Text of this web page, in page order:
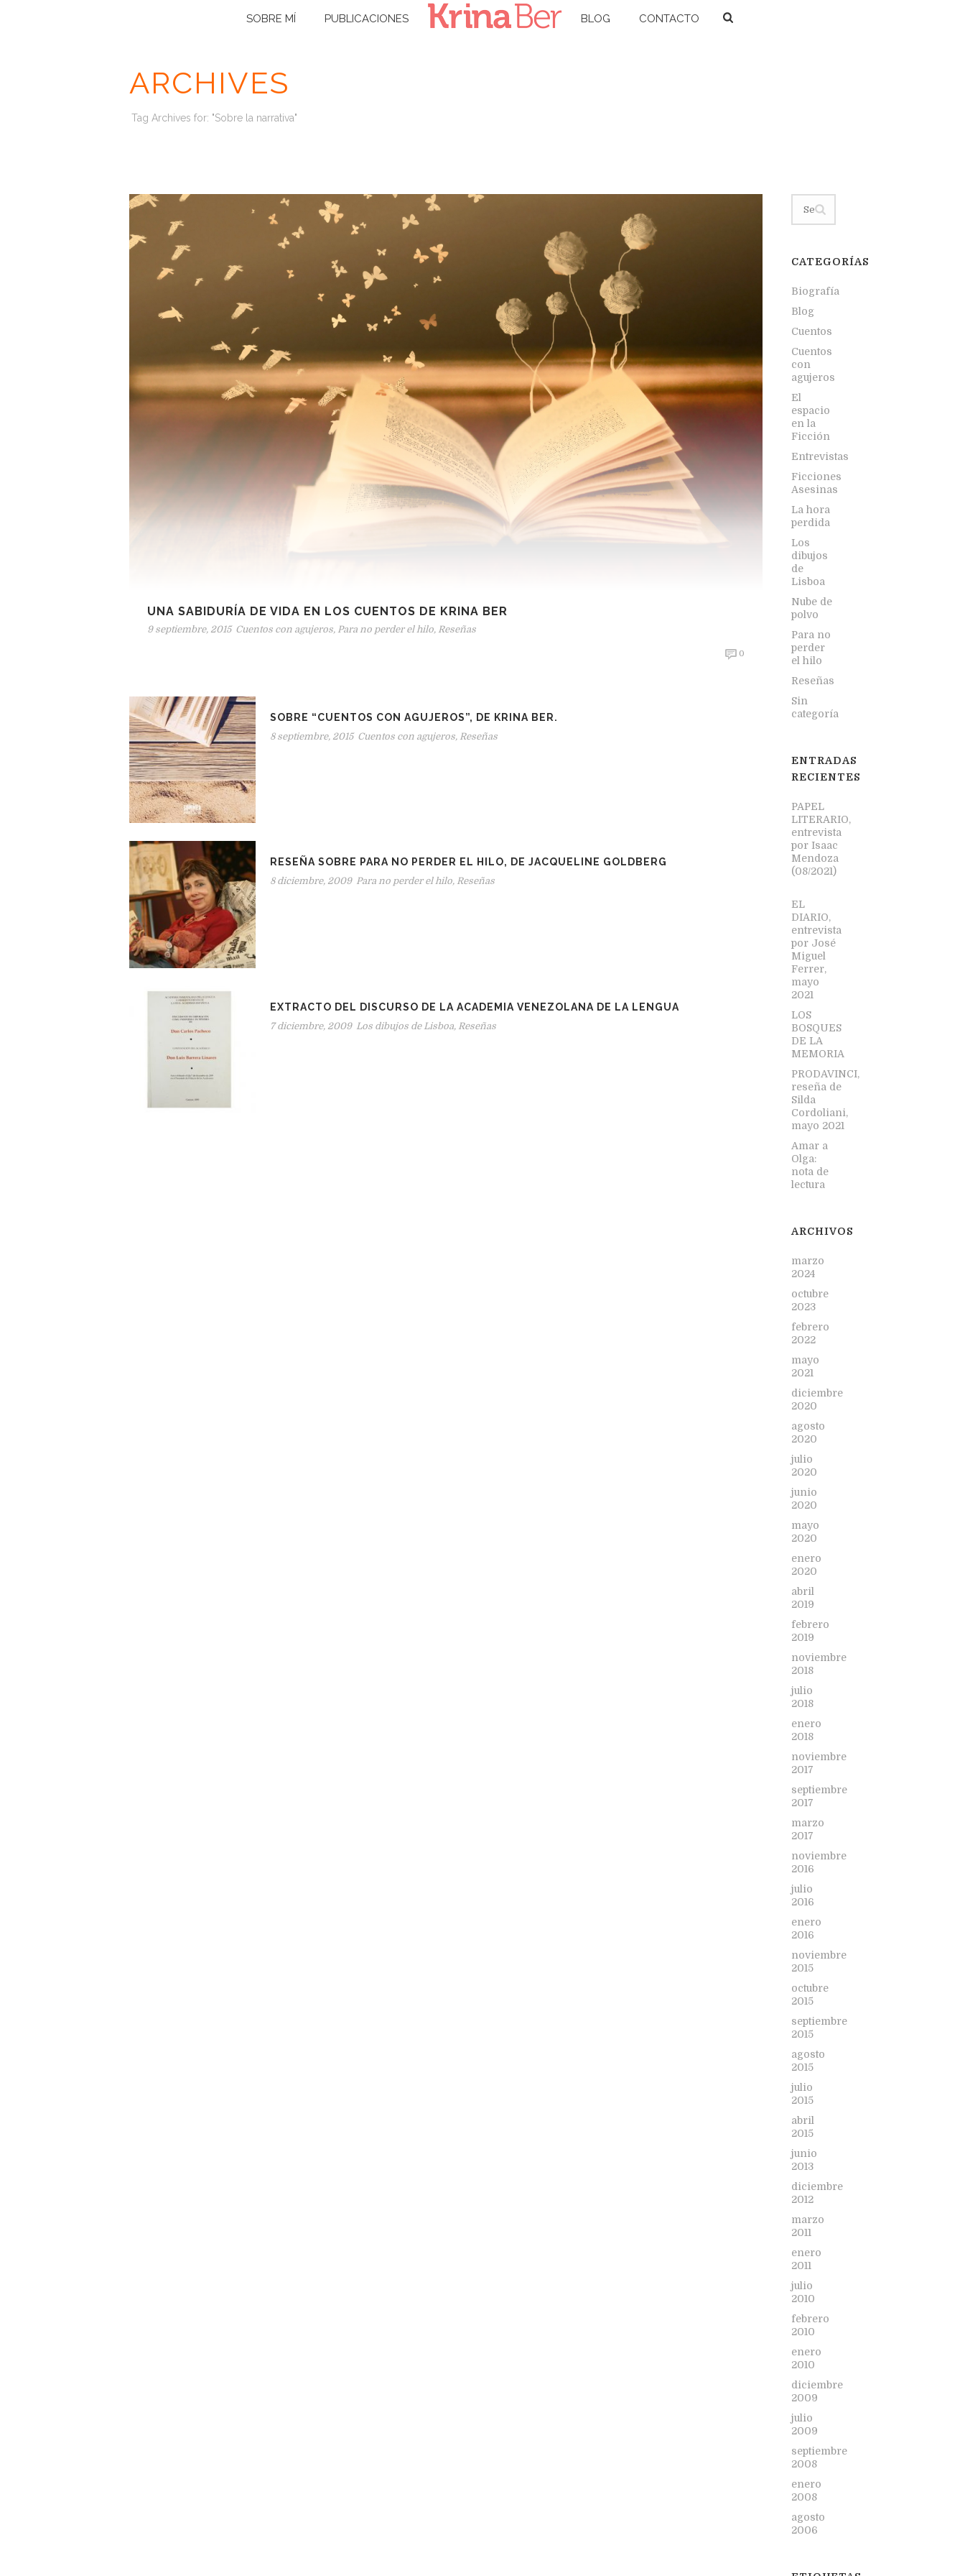
SOBRE MÍ PUBLICACIONES BLOG CONTACTO
ARCHIVES
Tag Archives for: "Sobre la narrativa"
UNA SABIDURÍA DE VIDA EN LOS CUENTOS DE KRINA BER
9 septiembre, 2015 Cuentos con agujeros, Para no perder el hilo, Reseñas
0
SOBRE “CUENTOS CON AGUJEROS”, DE KRINA BER.
8 septiembre, 2015 Cuentos con agujeros, Reseñas
RESEÑA SOBRE PARA NO PERDER EL HILO, DE JACQUELINE GOLDBERG
8 diciembre, 2009 Para no perder el hilo, Reseñas
EXTRACTO DEL DISCURSO DE LA ACADEMIA VENEZOLANA DE LA LENGUA
7 diciembre, 2009 Los dibujos de Lisboa, Reseñas
CATEGORÍAS
Biografía
Blog
Cuentos
Cuentos
con
agujeros
El
espacio
en la
Ficción
Entrevistas
Ficciones
Asesinas
La hora
perdida
Los
dibujos
de
Lisboa
Nube de
polvo
Para no
perder
el hilo
Reseñas
Sin
categoría
ENTRADAS
RECIENTES
PAPEL
LITERARIO,
entrevista
por Isaac
Mendoza
(08/2021)
EL
DIARIO,
entrevista
por José
Miguel
Ferrer,
mayo
2021
LOS
BOSQUES
DE LA
MEMORIA
PRODAVINCI,
reseña de
Silda
Cordoliani,
mayo 2021
Amar a
Olga:
nota de
lectura
ARCHIVOS
marzo
2024
octubre
2023
febrero
2022
mayo
2021
diciembre
2020
agosto
2020
julio
2020
junio
2020
mayo
2020
enero
2020
abril
2019
febrero
2019
noviembre
2018
julio
2018
enero
2018
noviembre
2017
septiembre
2017
marzo
2017
noviembre
2016
julio
2016
enero
2016
noviembre
2015
octubre
2015
septiembre
2015
agosto
2015
julio
2015
abril
2015
junio
2013
diciembre
2012
marzo
2011
enero
2011
julio
2010
febrero
2010
enero
2010
diciembre
2009
julio
2009
septiembre
2008
enero
2008
agosto
2006